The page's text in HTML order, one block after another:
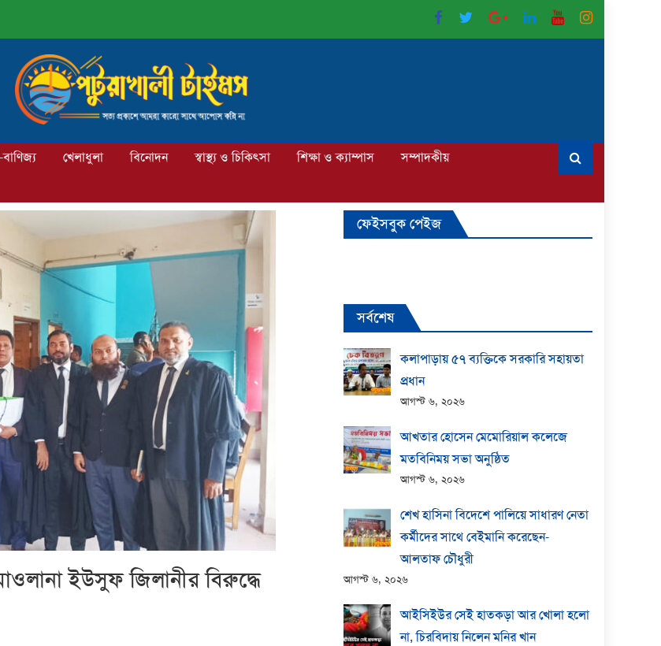
বাণিজ্য খেলাধুলা বিনোদন স্বাস্থ্য ও চিকিৎসা শিক্ষা ও ক্যাম্পাস
সম্পাদকীয়
ইউসুফ জিলানীর বিরুদ্ধে
ফেইসবুক পেইজ
সর্বশেষ
কলাপাড়ায় ​৫৭ ব্যক্তিকে সরকারি সহায়তা
প্রধান
আগস্ট ৬, ২০২৬
আখতার হোসেন মেমোরিয়াল কলেজে
মতবিনিময় সভা অনুষ্ঠিত
আগস্ট ৬, ২০২৬
শেখ হাসিনা বিদেশে পালিয়ে সাধারণ নেতা
কর্মীদের সাথে বেইমানি করেছেন-
আলতাফ চৌধুরী
আগস্ট ৬, ২০২৬
আইসিইউর সেই হাতকড়া আর খোলা হলো
না, চিরবিদায় নিলেন মনির খান